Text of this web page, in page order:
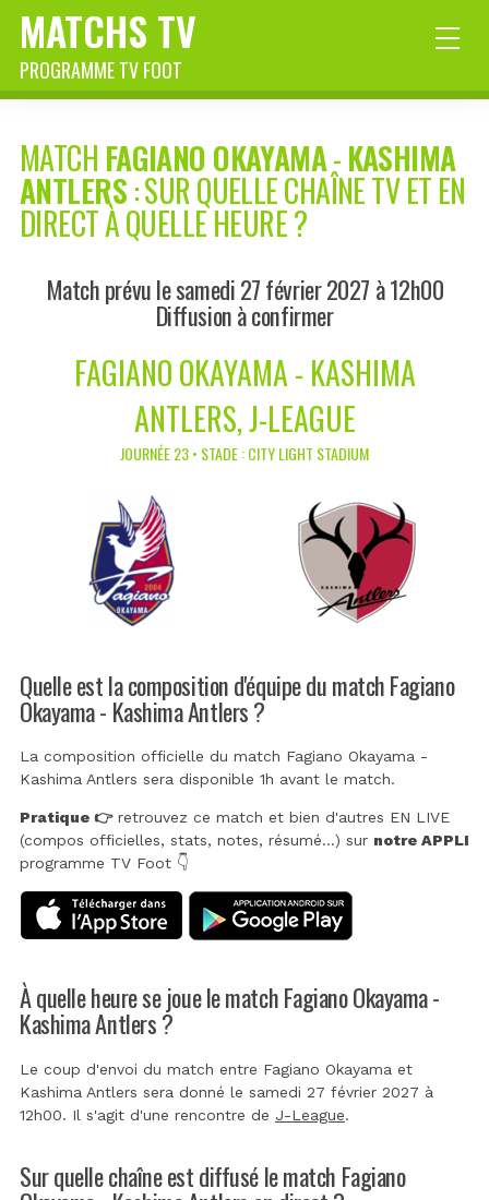
MATCHS TV
PROGRAMME TV FOOT
MATCH FAGIANO OKAYAMA-KASHIMA
ANTLERS: SUR QUELLE CHAÎNE TV ET EN
DIRECT À QUELLE HEURE ?
Match prévu le samedi 27 février 2027 à 12h00
Diffusion à confirmer
FAGIANO OKAYAMA - KASHIMA
ANTLERS, J-LEAGUE
JOURNÉE 23 • STADE : CITY LIGHT STADIUM
Quelle est la composition d'équipe du match Fagiano
Okayama - Kashima Antlers ?
La composition officielle du match Fagiano Okayama -
Kashima Antlers sera disponible 1h avant le match.
Pratique 👉retrouvez ce match et bien d'autres EN LIVE
(compos officielles, stats, notes, résumé...) sur notre APPLI
programme TV Foot 👇
À quelle heure se joue le match Fagiano Okayama -
Kashima Antlers ?
Le coup d'envoi du match entre Fagiano Okayama et
Kashima Antlers sera donné le samedi 27 février 2027 à
12h00. Il s'agit d'une rencontre de J-League.
Sur quelle chaîne est diffusé le match Fagiano